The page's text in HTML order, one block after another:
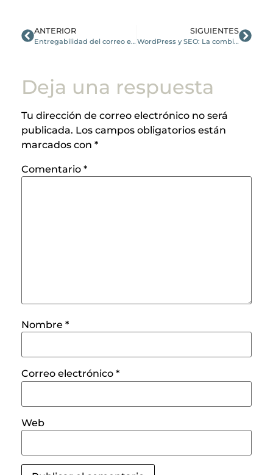
ANTERIOR
Entregabilidad del correo electrónico
SIGUIENTES
WordPress y SEO: La combinación perfecta
Deja una respuesta
Tu dirección de correo electrónico no será
publicada. Los campos obligatorios están
marcados con *
Comentario *
Nombre *
Correo electrónico *
Web